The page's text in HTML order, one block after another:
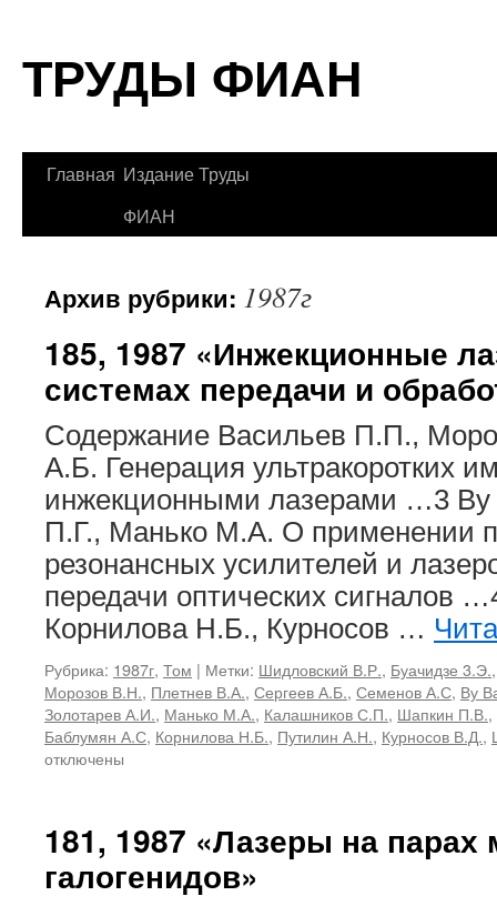
содержимому
ТРУДЫ ФИАН
Главная Издание Труды
ФИАН
Архив рубрики: 1987г
185, 1987 «Инжекционные
системах передачи и
Содержание Васильев П.П.,
А.Б. Генерация ультракоротких
инжекционными лазерами …3
П.Г., Манько М.А. О применении
резонансных усилителей и
передачи оптических сигналов
Корнилова Н.Б., Курносов …
Рубрика: 1987г, Том | Метки: Шидловский В.Р., Буачидзе 3.Э.
Морозов В.Н., Плетнев В.А., Сергеев А.Б., Семенов А.С, Ву
Золотарев А.И., Манько М.А., Калашников С.П., Шапкин П.В.,
Баблумян А.С, Корнилова Н.Б., Путилин А.Н., Курносов В.Д.,
отключены
181, 1987 «Лазеры на парах
галогенидов»